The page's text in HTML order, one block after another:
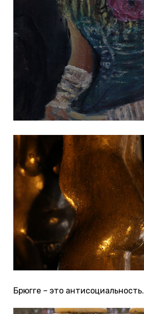
Брюгге – это антисоциальность.